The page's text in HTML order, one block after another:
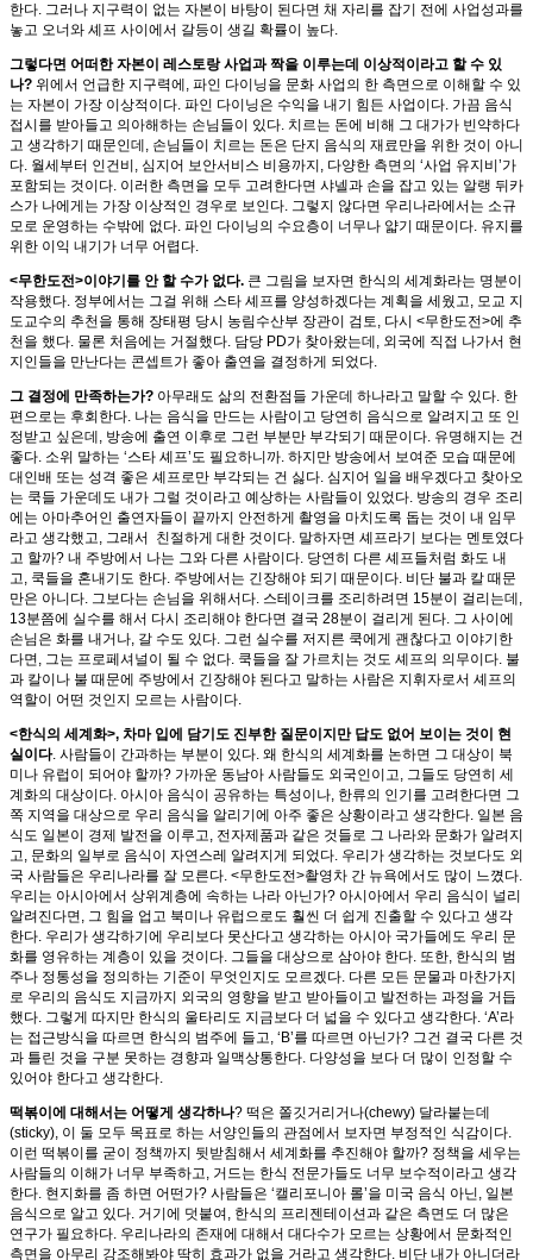
한다. 그러나 지구력이 없는 자본이 바탕이 된다면 채 자리를 잡기 전에 사업성과를
놓고 오너와 셰프 사이에서 갈등이 생길 확률이 높다.
그렇다면 어떠한 자본이 레스토랑 사업과 짝을 이루는데 이상적이라고 할 수 있
나? 위에서 언급한 지구력에, 파인 다이닝을 문화 사업의 한 측면으로 이해할 수 있
는 자본이 가장 이상적이다. 파인 다이닝은 수익을 내기 힘든 사업이다. 가끔 음식
접시를 받아들고 의아해하는 손님들이 있다. 치르는 돈에 비해 그 대가가 빈약하다
고 생각하기 때문인데, 손님들이 치르는 돈은 단지 음식의 재료만을 위한 것이 아니
다. 월세부터 인건비, 심지어 보안서비스 비용까지, 다양한 측면의 ‘사업 유지비’가
포함되는 것이다. 이러한 측면을 모두 고려한다면 샤넬과 손을 잡고 있는 알랭 뒤카
스가 나에게는 가장 이상적인 경우로 보인다. 그렇지 않다면 우리나라에서는 소규
모로 운영하는 수밖에 없다. 파인 다이닝의 수요층이 너무나 얇기 때문이다. 유지를
위한 이익 내기가 너무 어렵다.
<무한도전>이야기를 안 할 수가 없다. 큰 그림을 보자면 한식의 세계화라는 명분이
작용했다. 정부에서는 그걸 위해 스타 셰프를 양성하겠다는 계획을 세웠고, 모교 지
도교수의 추천을 통해 장태평 당시 농림수산부 장관이 검토, 다시 <무한도전>에 추
천을 했다. 물론 처음에는 거절했다. 담당 PD가 찾아왔는데, 외국에 직접 나가서 현
지인들을 만난다는 콘셉트가 좋아 출연을 결정하게 되었다.
그 결정에 만족하는가? 아무래도 삶의 전환점들 가운데 하나라고 말할 수 있다. 한
편으로는 후회한다. 나는 음식을 만드는 사람이고 당연히 음식으로 알려지고 또 인
정받고 싶은데, 방송에 출연 이후로 그런 부분만 부각되기 때문이다. 유명해지는 건
좋다. 소위 말하는 ‘스타 셰프’도 필요하니까. 하지만 방송에서 보여준 모습 때문에
대인배 또는 성격 좋은 셰프로만 부각되는 건 싫다. 심지어 일을 배우겠다고 찾아오
는 쿡들 가운데도 내가 그럴 것이라고 예상하는 사람들이 있었다. 방송의 경우 조리
에는 아마추어인 출연자들이 끝까지 안전하게 촬영을 마치도록 돕는 것이 내 임무
라고 생각했고, 그래서 친절하게 대한 것이다. 말하자면 셰프라기 보다는 멘토였다
고 할까? 내 주방에서 나는 그와 다른 사람이다. 당연히 다른 셰프들처럼 화도 내
고, 쿡들을 혼내기도 한다. 주방에서는 긴장해야 되기 때문이다. 비단 불과 칼 때문
만은 아니다. 그보다는 손님을 위해서다. 스테이크를 조리하려면 15분이 걸리는데,
13분쯤에 실수를 해서 다시 조리해야 한다면 결국 28분이 걸리게 된다. 그 사이에
손님은 화를 내거나, 갈 수도 있다. 그런 실수를 저지른 쿡에게 괜찮다고 이야기한
다면, 그는 프로페셔널이 될 수 없다. 쿡들을 잘 가르치는 것도 셰프의 의무이다. 불
과 칼이나 불 때문에 주방에서 긴장해야 된다고 말하는 사람은 지휘자로서 셰프의
역할이 어떤 것인지 모르는 사람이다.
<한식의 세계화>, 차마 입에 담기도 진부한 질문이지만 답도 없어 보이는 것이 현
실이다. 사람들이 간과하는 부분이 있다. 왜 한식의 세계화를 논하면 그 대상이 북
미나 유럽이 되어야 할까? 가까운 동남아 사람들도 외국인이고, 그들도 당연히 세
계화의 대상이다. 아시아 음식이 공유하는 특성이나, 한류의 인기를 고려한다면 그
쪽 지역을 대상으로 우리 음식을 알리기에 아주 좋은 상황이라고 생각한다. 일본 음
식도 일본이 경제 발전을 이루고, 전자제품과 같은 것들로 그 나라와 문화가 알려지
고, 문화의 일부로 음식이 자연스레 알려지게 되었다. 우리가 생각하는 것보다도 외
국 사람들은 우리나라를 잘 모른다. <무한도전>촬영차 간 뉴욕에서도 많이 느꼈다.
우리는 아시아에서 상위계층에 속하는 나라 아닌가? 아시아에서 우리 음식이 널리
알려진다면, 그 힘을 업고 북미나 유럽으로도 훨씬 더 쉽게 진출할 수 있다고 생각
한다. 우리가 생각하기에 우리보다 못산다고 생각하는 아시아 국가들에도 우리 문
화를 영유하는 계층이 있을 것이다. 그들을 대상으로 삼아야 한다. 또한, 한식의 범
주나 정통성을 정의하는 기준이 무엇인지도 모르겠다. 다른 모든 문물과 마찬가지
로 우리의 음식도 지금까지 외국의 영향을 받고 받아들이고 발전하는 과정을 거듭
했다. 그렇게 따지만 한식의 울타리도 지금보다 더 넓을 수 있다고 생각한다. ‘A’라
는 접근방식을 따르면 한식의 범주에 들고, ‘B’를 따르면 아닌가? 그건 결국 다른 것
과 틀린 것을 구분 못하는 경향과 일맥상통한다. 다양성을 보다 더 많이 인정할 수
있어야 한다고 생각한다.
떡볶이에 대해서는 어떻게 생각하나? 떡은 쫄깃거리거나(chewy) 달라붙는데
(sticky), 이 둘 모두 목표로 하는 서양인들의 관점에서 보자면 부정적인 식감이다.
이런 떡볶이를 굳이 정책까지 뒷받침해서 세계화를 추진해야 할까? 정책을 세우는
사람들의 이해가 너무 부족하고, 거드는 한식 전문가들도 너무 보수적이라고 생각
한다. 현지화를 좀 하면 어떤가? 사람들은 ‘캘리포니아 롤’을 미국 음식 아닌, 일본
음식으로 알고 있다. 거기에 덧붙여, 한식의 프리젠테이션과 같은 측면도 더 많은
연구가 필요하다. 우리나라의 존재에 대해서 대다수가 모르는 상황에서 문화적인
측면을 아무리 강조해봐야 딱히 효과가 없을 거라고 생각한다. 비단 내가 아니더라